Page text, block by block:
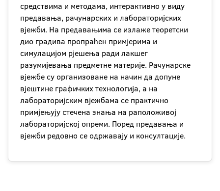
средствима и методама, интерактивно у виду
предавања, рачунарских и лабораторијских
вјежби. На предавањима се излаже теоретски
дио градива пропраћен примјерима и
симулацијом рјешења ради лакшег
разумијевања предметне материје. Рачунарске
вјежбе су организоване на начин да допуне
вјештине графичких технологија, а на
лабораторијским вјежбама се практично
примјењују стечена знања на раположивој
лабораторијској опреми. Поред предавања и
вјежби редовно се одржавају и консултације.